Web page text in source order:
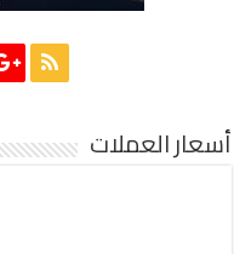
أسعار العملات